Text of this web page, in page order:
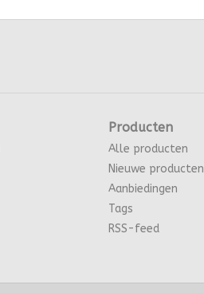
Producten
Alle producten
Nieuwe producten
Aanbiedingen
Tags
RSS-feed